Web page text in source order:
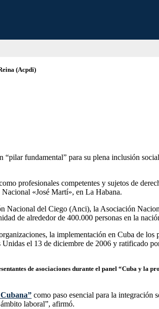
(Acpdi)
“pilar fundamental” para su plena inclusión
profesionales competentes y sujetos de
«José Martí», en La Habana.
Nacional del Ciego (Anci), la Asociación
de alrededor de 400.000 personas en la
la implementación en Cuba de
el 13 de diciembre de 2006 y ratificado
de asociaciones durante el panel “Cuba y la
como paso esencial para la integración
laboral”, afirmó.